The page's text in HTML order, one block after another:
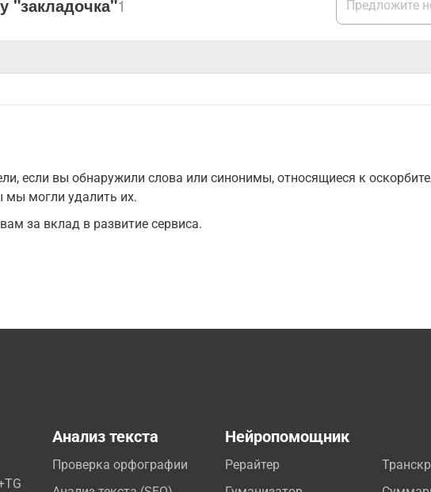
"закладочка"1
если вы обнаружили слова или синонимы, относящиеся к
мы могли удалить их.
за вклад в развитие сервиса.
Анализ текста
Проверка орфографии
Нейропомощник
Рерайтер